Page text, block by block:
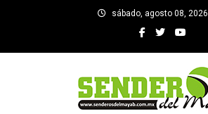
sábado, agosto 08, 2026